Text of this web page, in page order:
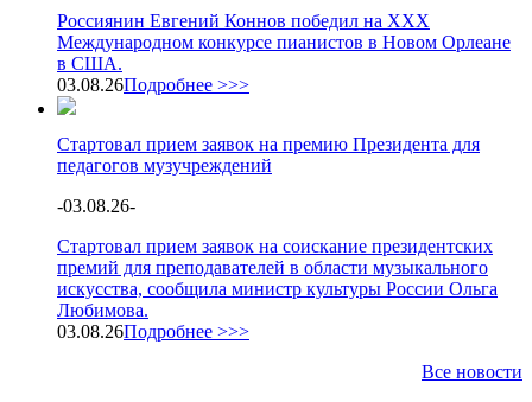
Россиянин Евгений Коннов победил на XXX
Международном конкурсе пианистов в Новом Орлеане
в США.
03.08.26Подробнее >>>
Стартовал прием заявок на премию Президента для
педагогов музучреждений
-03.08.26-
Стартовал прием заявок на соискание президентских
премий для преподавателей в области музыкального
искусства, сообщила министр культуры России Ольга
Любимова.
03.08.26Подробнее >>>
Все новости